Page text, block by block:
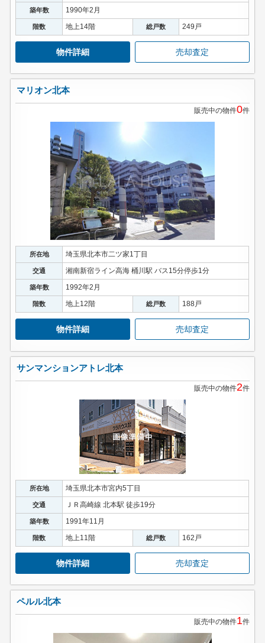
築年数 1990年2月
階数 地上14階 総戸数 249戸
物件詳細 売却査定
マリオン北本
販売中の物件0件
所在地 埼玉県北本市二ツ家1丁目
交通 湘南新宿ライン高海 桶川駅 バス15分停歩1分
築年数 1992年2月
階数 地上12階 総戸数 188戸
物件詳細 売却査定
サンマンションアトレ北本
販売中の物件2件
所在地 埼玉県北本市宮内5丁目
交通 ＪＲ高崎線 北本駅 徒歩19分
築年数 1991年11月
階数 地上11階 総戸数 162戸
物件詳細 売却査定
ペルル北本
販売中の物件1件